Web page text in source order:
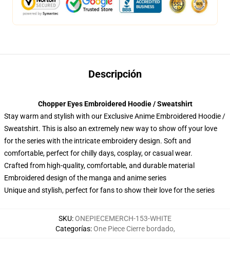
Descripción
Chopper Eyes Embroidered Hoodie / Sweatshirt
Stay warm and stylish with our Exclusive Anime Embroidered Hoodie /
Sweatshirt. This is also an extremely new way to show off your love
for the series with the intricate embroidery design. Soft and
comfortable, perfect for chilly days, cosplay, or casual wear.
Crafted from high-quality, comfortable, and durable material
Embroidered design of the manga and anime series
Unique and stylish, perfect for fans to show their love for the series
SKU:ONEPIECEMERCH-153-WHITE
Categorías:One Piece Cierre bordado,